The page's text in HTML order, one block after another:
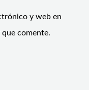
y web en
comente.